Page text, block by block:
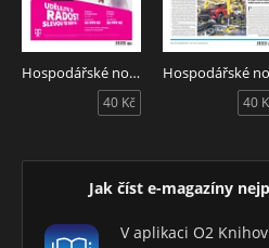
Hospodářské noviny 151 - 7.8.2026
40 Kč 40
Jak číst e-magazíny
V aplikaci O2